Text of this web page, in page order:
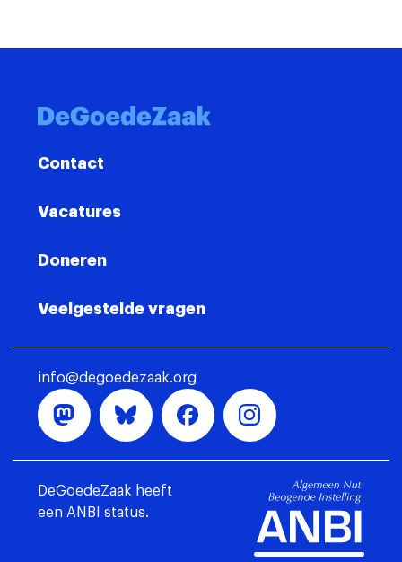
Contact
Vacatures
Doneren
Veelgestelde vragen
info@degoedezaak.org
DeGoedeZaak heeft
een ANBI status.